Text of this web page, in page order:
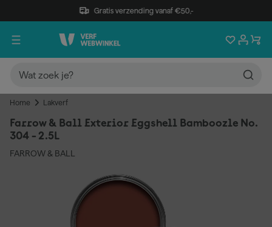
Gratis verzending vanaf €50,-
Home Lakverf
Farrow & Ball Exterior Eggshell Bamboozle No.
304 - 2.5L
FARROW & BALL